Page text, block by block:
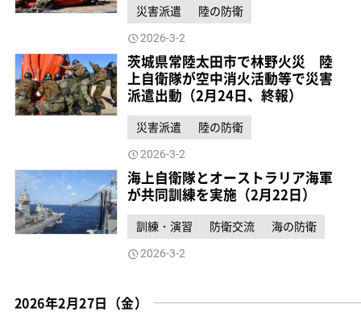
災害派遣 陸の防衛
2026-3-2
茨城県常陸太田市で林野火災 陸
上自衛隊が空中消火活動等で災害
派遣出動（2月24日、終報）
災害派遣 陸の防衛
2026-3-2
海上自衛隊とオーストラリア海軍
が共同訓練を実施（2月22日）
訓練・演習 防衛交流 海の防衛
2026-3-2
2026年2月27日（金）